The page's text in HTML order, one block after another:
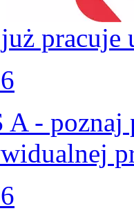
pracuje
A -